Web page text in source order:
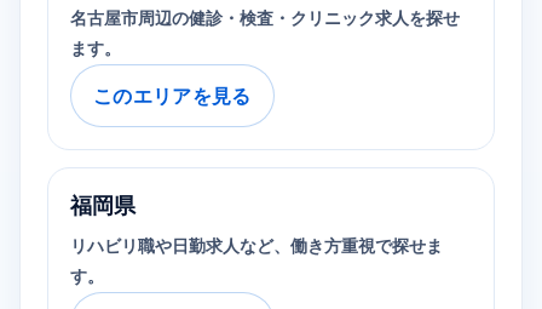
名古屋市周辺の健診・検査・クリニック求人を探せ
ます。
このエリアを見る
福岡県
リハビリ職や日勤求人など、働き方重視で探せま
す。